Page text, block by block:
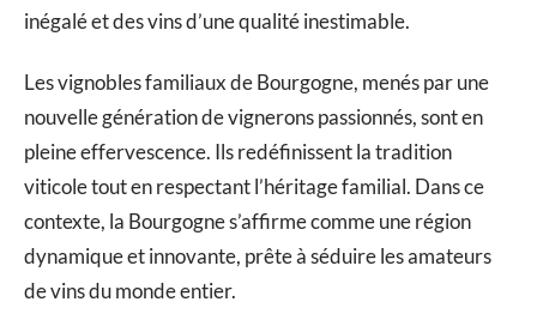
inégalé et des vins d’une qualité inestimable.
Les vignobles familiaux de Bourgogne, menés par une
nouvelle génération de vignerons passionnés, sont en
pleine effervescence. Ils redéfinissent la tradition
viticole tout en respectant l’héritage familial. Dans ce
contexte, la Bourgogne s’affirme comme une région
dynamique et innovante, prête à séduire les amateurs
de vins du monde entier.